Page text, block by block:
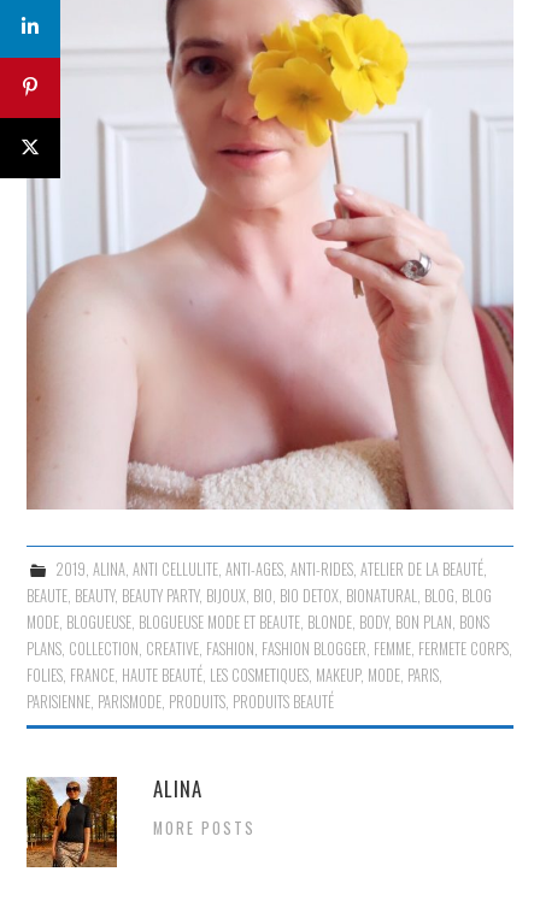
2019, ALINA, ANTI CELLULITE, ANTI-AGES, ANTI-RIDES, ATELIER DE LA BEAUTÉ,
BEAUTE, BEAUTY, BEAUTY PARTY, BIJOUX, BIO, BIO DETOX, BIONATURAL, BLOG, BLOG
MODE, BLOGUEUSE, BLOGUEUSE MODE ET BEAUTE, BLONDE, BODY, BON PLAN, BONS
PLANS, COLLECTION, CREATIVE, FASHION, FASHION BLOGGER, FEMME, FERMETE CORPS,
FOLIES, FRANCE, HAUTE BEAUTÉ, LES COSMETIQUES, MAKEUP, MODE, PARIS,
PARISIENNE, PARISMODE, PRODUITS, PRODUITS BEAUTÉ
ALINA
MORE POSTS